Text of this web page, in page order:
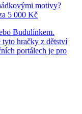
motivy?
5 000 Kč
Budulínkem.
tyto hračky z dětství
portálech je pro